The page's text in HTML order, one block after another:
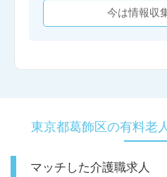
今は情報収
東京都葛飾区の有料老
マッチした介護職求人